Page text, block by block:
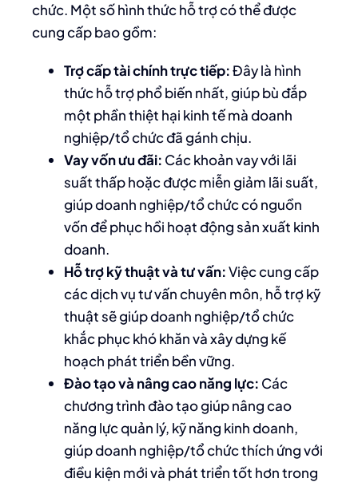
chức. Một số hình thức hỗ trợ có thể được
cung cấp bao gồm:
Trợ cấp tài chính trực tiếp:Đây là hình
thức hỗ trợ phổ biến nhất, giúp bù đắp
một phần thiệt hại kinh tế mà doanh
nghiệp/tổ chức đã gánh chịu.
Vay vốn ưu đãi: Các khoản vay với lãi
suất thấp hoặc được miễn giảm lãi suất,
giúp doanh nghiệp/tổ chức có nguồn
vốn để phục hồi hoạt động sản xuất kinh
doanh.
Hỗ trợ kỹ thuật và tư vấn:Việc cung cấp
các dịch vụ tư vấn chuyên môn, hỗ trợ kỹ
thuật sẽ giúp doanh nghiệp/tổ chức
khắc phục khó khăn và xây dựng kế
hoạch phát triển bền vững.
Đào tạo và nâng cao năng lực: Các
chương trình đào tạo giúp nâng cao
năng lực quản lý, kỹ năng kinh doanh,
giúp doanh nghiệp/tổ chức thích ứng với
điều kiện mới và phát triển tốt hơn trong